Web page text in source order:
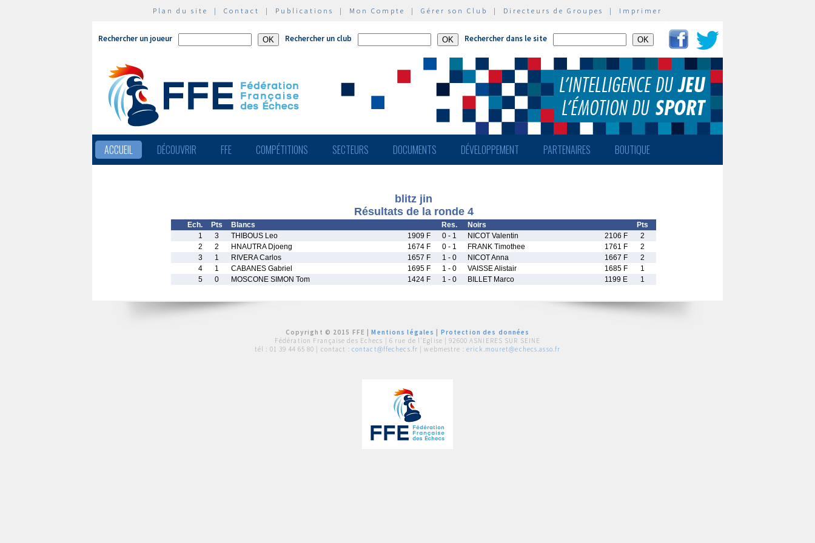
Plan du site | Contact | Publications | Mon Compte | Gérer son Club | Directeurs de Groupes | Imprimer
Rechercher un joueur Rechercher un club Rechercher dans le site
ACCUEIL DÉCOUVRIR FFE COMPÉTITIONS SECTEURS DOCUMENTS DÉVELOPPEMENT PARTENAIRES BOUTIQUE
blitz jin
Résultats de la ronde 4
Ech. Pts Blancs Res. Noirs
Pts
1
3 THIBOUS Leo 1909 F 0 - 1 NICOT Valentin 2106 F
2
2
2 HNAUTRA Djoeng 1674 F 0 - 1 FRANK Timothee 1761 F
2
3
1 RIVERA Carlos 1657 F 1 - 0 NICOT Anna 1667 F
2
4
1 CABANES Gabriel 1695 F 1 - 0 VAISSE Alistair 1685 F
1
5
0 MOSCONE SIMON Tom 1424 F 1 - 0 BILLET Marco 1199 E 1
Copyright © 2015 FFE |Mentions légales
Protection des données
Fédération Française des Echecs | 6 rue de l'Eglise | 92600 ASNIERES SUR SEINE
tél : 01 39 44 65 80 | contact : contact@ffechecs.fr | webmestre : erick.mouret@echecs.asso.fr